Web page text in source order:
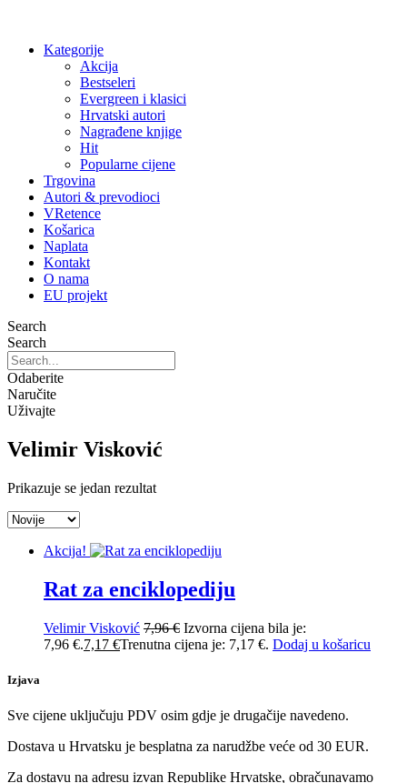
Kategorije
Akcija
Bestseleri
Evergreen i klasici
Hrvatski autori
Nagrađene knjige
Hit
Popularne cijene
Trgovina
Autori & prevodioci
VRetence
Košarica
Naplata
Kontakt
O nama
EU projekt
Search
Search
Odaberite
Naručite
Uživajte
Velimir Visković
Prikazuje se jedan rezultat
Akcija!
Rat za enciklopediju
Velimir Visković 7,96€ Izvorna cijena bila je:
7,96 €.7,17 €Trenutna cijena je: 7,17 €. Dodaj u košaricu
Izjava
Sve cijene uključuju PDV osim gdje je drugačije navedeno.
Dostava u Hrvatsku je besplatna za narudžbe veće od 30 EUR.
Za dostavu na adresu izvan Republike Hrvatske, obračunavamo